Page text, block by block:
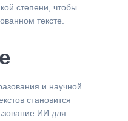
степени, чтобы
тексте.
и научной
становится
ИИ для